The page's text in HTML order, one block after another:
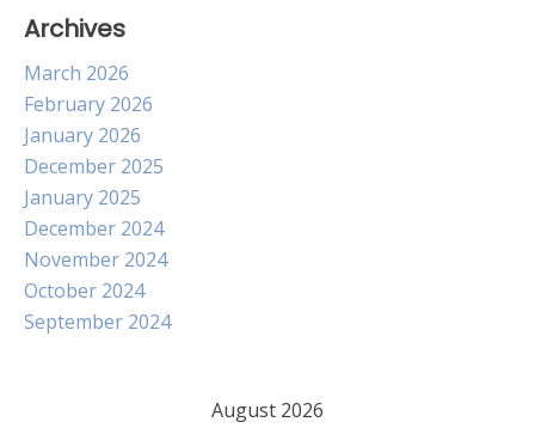
Archives
March 2026
February 2026
January 2026
December 2025
January 2025
December 2024
November 2024
October 2024
September 2024
August 2026